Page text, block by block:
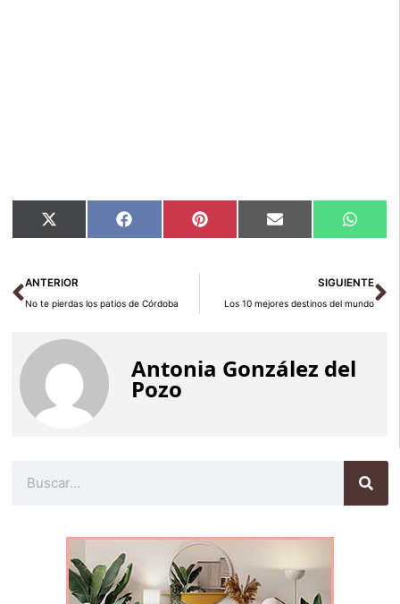
Compartir
en
X
(Twitter)
Compartir
en
Facebook Compartir
en
Pinterest Compartir
en
Email
en
Ant
ANTERIOR
No te pierdas los patios de Córdoba
SIGUIENTE
Los 10 mejores destinos del mundo
Antonia González del
Pozo